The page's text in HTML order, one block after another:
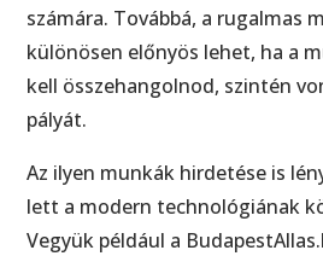
számára. Továbbá, a rugalmas
különösen előnyös lehet, ha a
kell összehangolnod, szintén
pályát.
Az ilyen munkák hirdetése is
lett a modern technológiának
Vegyük például a